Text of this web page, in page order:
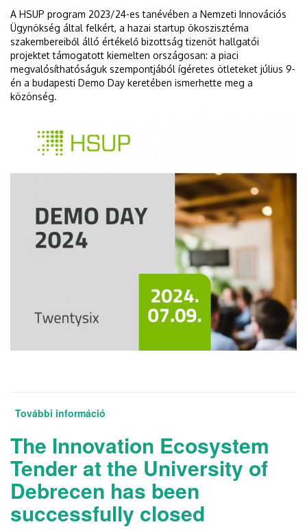
A HSUP program 2023/24-es tanévében a Nemzeti Innovációs
Ügynökség által felkért, a hazai startup ökoszisztéma
szakembereiből álló értékelő bizottság tizenöt hallgatói
projektet támogatott kiemelten országosan: a piaci
megvalósíthatóságuk szempontjából ígéretes ötleteket július 9-
én a budapesti Demo Day keretében ismerhette meg a
közönség.
További információ
The Innovation Ecosystem
Tender at the University of
Debrecen has been
successfully closed